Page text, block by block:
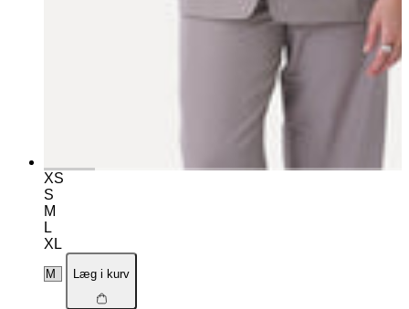
XS
S
M
L
XL
Læg i kurv